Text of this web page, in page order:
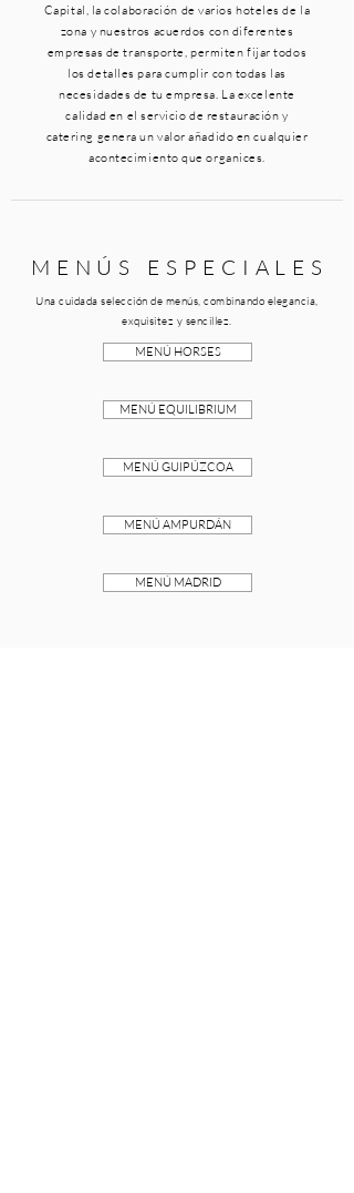
Capital, la colaboración de varios hoteles de la
zona y nuestros acuerdos con diferentes
empresas de transporte, permiten fijar todos
los detalles para cumplir con todas las
necesidades de tu empresa. La excelente
calidad en el servicio de restauración y
catering genera un valor añadido en cualquier
acontecimiento que organices.
M E N Ú S E S P E C I A L E S
Una cuidada selección de menús, combinando elegancia,
exquisitez y sencillez.
MENÚ HORSES
MENÚ EQUILIBRIUM
MENÚ GUIPÚZCOA
MENÚ AMPURDÁN
MENÚ MADRID